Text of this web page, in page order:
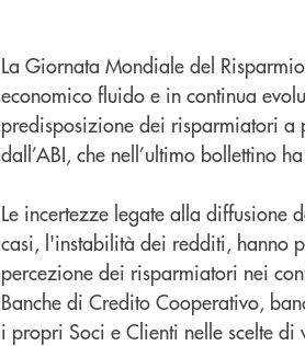
La Giornata Mondiale del
economico fluido e in continua
predisposizione dei risparmiatori
dall’ABI, che nell’ultimo bollettino
Le incertezze legate alla
casi, l'instabilità dei redditi, hanno
percezione dei risparmiatori nei
Banche di Credito Cooperativo,
i propri Soci e Clienti nelle scelte